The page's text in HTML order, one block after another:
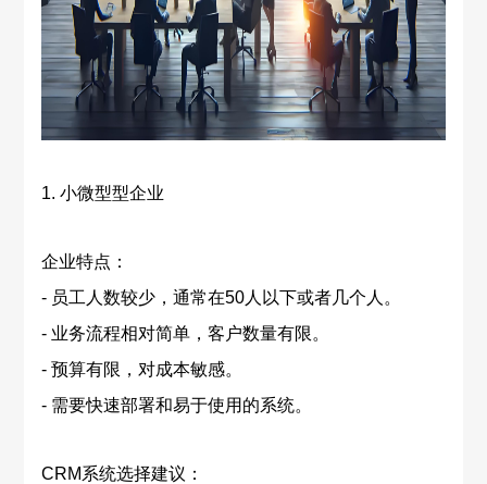
1. 小微型型企业
企业特点：
- 员工人数较少，通常在50人以下或者几个人。
- 业务流程相对简单，客户数量有限。
- 预算有限，对成本敏感。
- 需要快速部署和易于使用的系统。
CRM系统选择建议：